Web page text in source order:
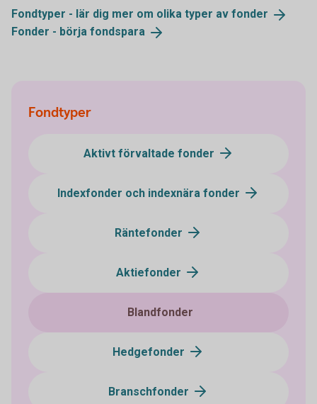
Fondtyper - lär dig mer om olika typer av fonder
Fonder - börja fondspara
Fondtyper
Aktivt förvaltade fonder
Indexfonder och indexnära fonder
Räntefonder
Aktiefonder
Blandfonder
Hedgefonder
Branschfonder